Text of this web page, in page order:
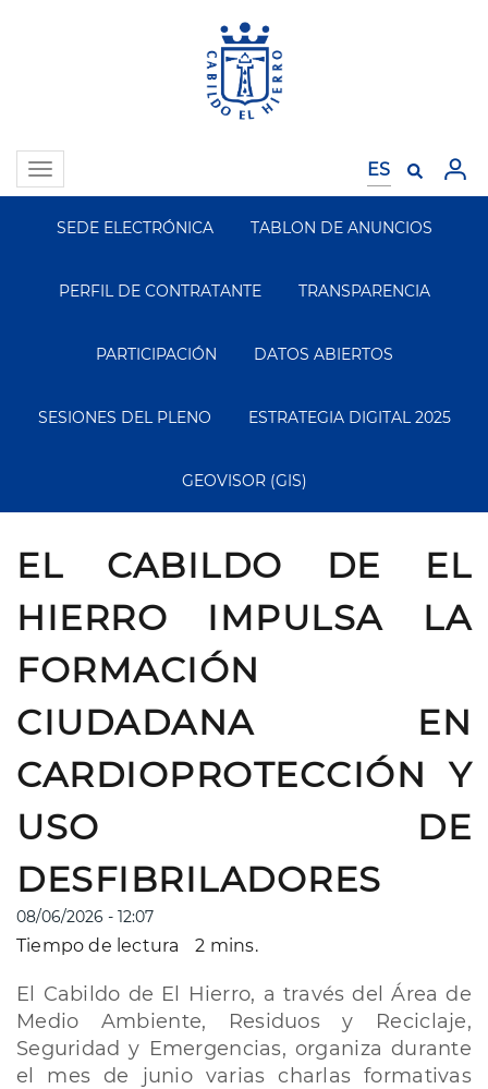
Toggle
navigation
Segundo
Menu
SEDE ELECTRÓNICA TABLON DE ANUNCIOS
PERFIL DE CONTRATANTE TRANSPARENCIA
PARTICIPACIÓN DATOS ABIERTOS
SESIONES DEL PLENO ESTRATEGIA DIGITAL 2025
GEOVISOR (GIS)
EL CABILDO DE EL
HIERRO IMPULSA LA
FORMACIÓN
CIUDADANA EN
CARDIOPROTECCIÓN Y
USO DE
DESFIBRILADORES
08/06/2026 - 12:07
Tiempo de lectura 2 mins.
El Cabildo de El Hierro, a través del Área de
Medio Ambiente, Residuos y Reciclaje,
Seguridad y Emergencias, organiza durante
el mes de junio varias charlas formativas